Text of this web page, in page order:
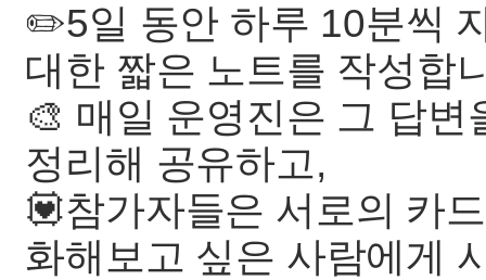
✏️5일 동안 하루 10분씩
대한 짧은 노트를 작성합
🎨 매일 운영진은 그 답
정리해 공유하고,
💟참가자들은 서로의 카
화해보고 싶은 사람에게